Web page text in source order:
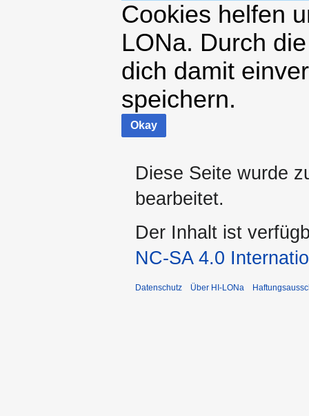
Cookies helfen
LONa. Durch
dich damit
speichern.
Okay
Diese Seite wurde
bearbeitet.
Der Inhalt ist
NC-SA 4.0
Datenschutz Über HI-LONa